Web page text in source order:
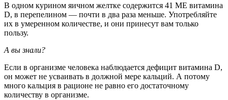
В одном курином яичном желтке содержится 41 МЕ витамина
D, в перепелином — почти в два раза меньше. Употребляйте
их в умеренном количестве, и они принесут вам только
пользу.
А вы знали?
​Если в организме человека наблюдается дефицит витамина D,
он может не усваивать в должной мере кальций. А потому
много кальция в рационе не равно его достаточному
количеству в организме.